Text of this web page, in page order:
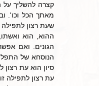
עת רצון לתפילה